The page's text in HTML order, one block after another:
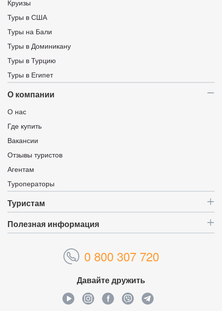
Круизы
Туры в США
Туры на Бали
Туры в Доминикану
Туры в Турцию
Туры в Египет
О компании
О нас
Где купить
Вакансии
Отзывы туристов
Агентам
Туроператоры
Туристам
Полезная информация
0 800 307 720
Давайте дружить